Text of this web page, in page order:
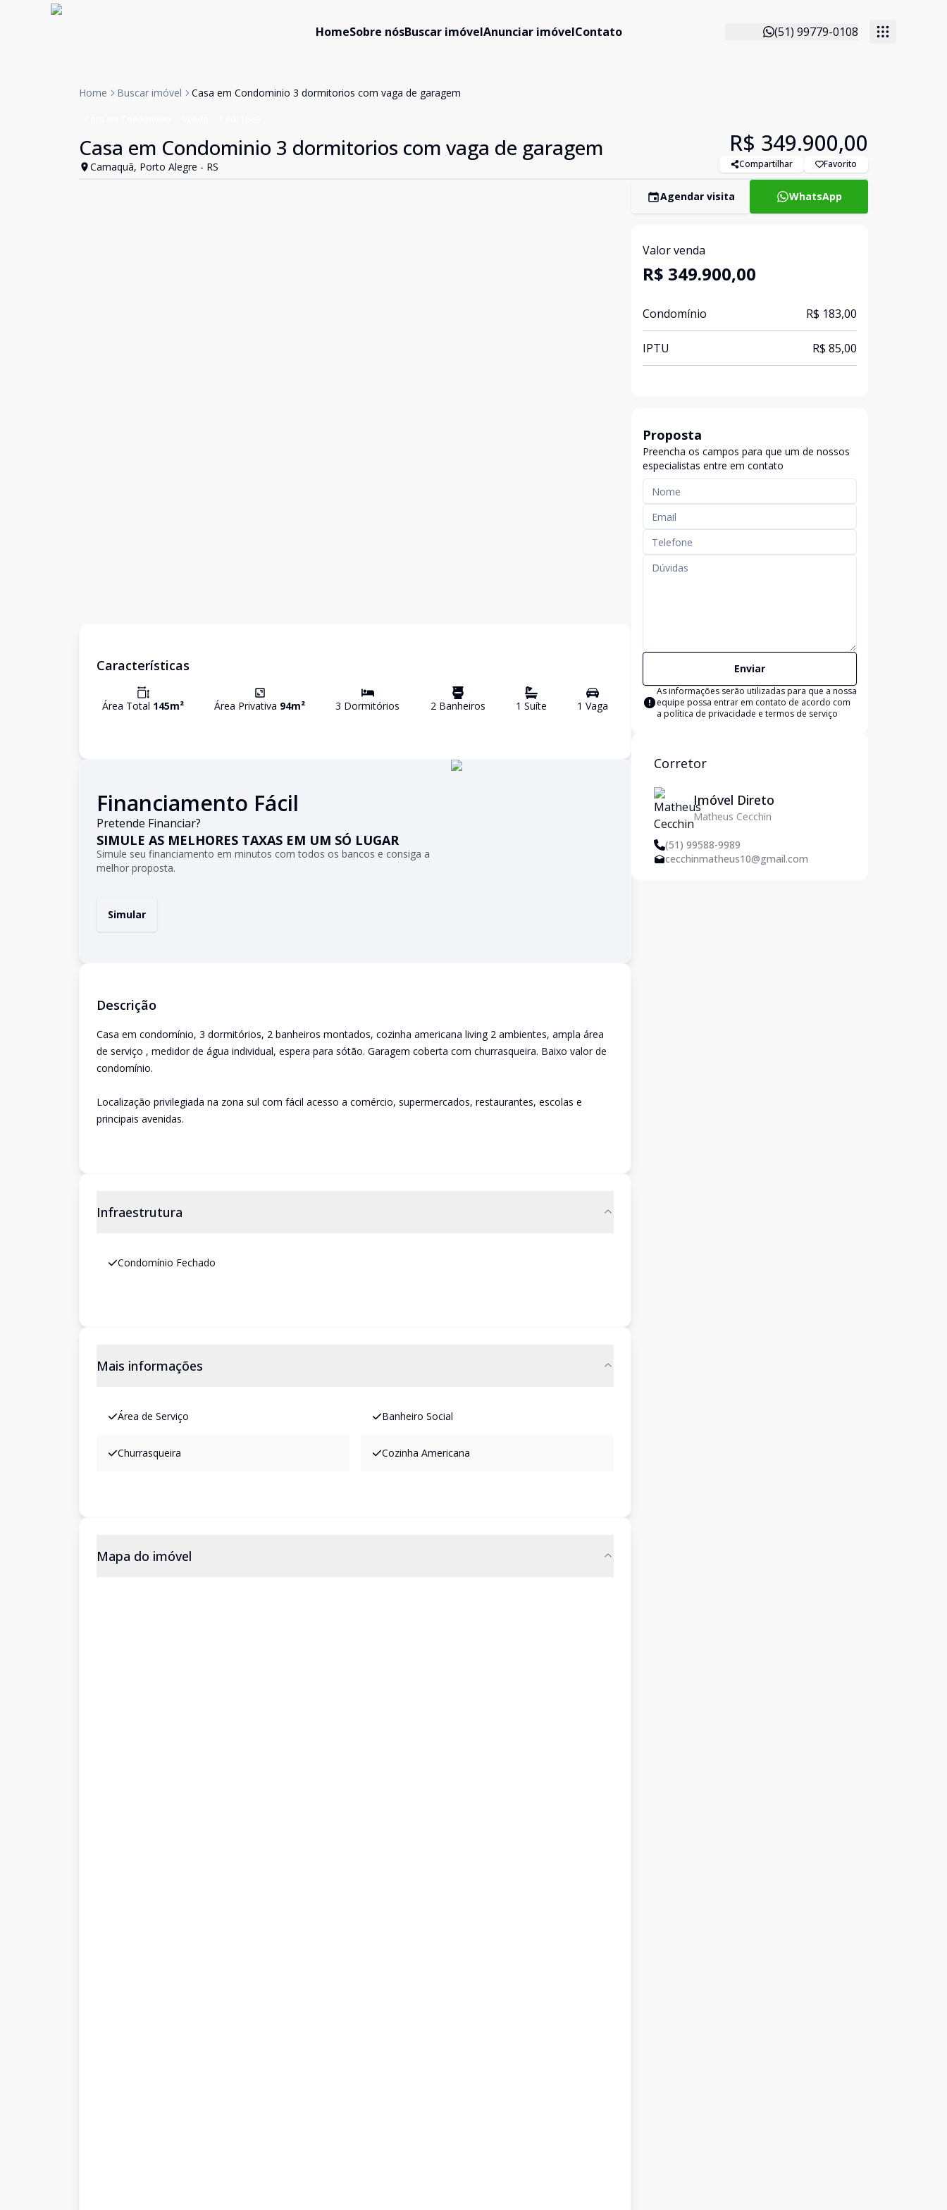
HomeSobre nósBuscar imóvelAnunciar imóvelContato (51) 99779-0108
Home Buscar imóvel Casa em Condominio 3 dormitorios com vaga de garagem
Casa em Condominio 3 dormitorios com vaga de garagem
Camaquã, Porto Alegre - RS
R$ 349.900,00
Compartilhar Favorito
Características
Área Total 145m² Área Privativa 94m² 3 Dormitórios 2Banheiros 1 Suíte 1 Vaga
Financiamento Fácil
Pretende Financiar?
SIMULE AS MELHORES TAXAS EM UM SÓ LUGAR
Simule seu financiamento em minutos com todos os bancos e consiga a
melhor proposta.
Simular
Descrição
Casa em condomínio, 3 dormitórios, 2 banheiros montados, cozinha americana living 2 ambientes, ampla área
de serviço , medidor de água individual, espera para sótão. Garagem coberta com churrasqueira. Baixo valor de
condomínio.
Localização privilegiada na zona sul com fácil acesso a comércio, supermercados, restaurantes, escolas e
principais avenidas.
Infraestrutura
Condomínio Fechado
Mais informações
Área de Serviço Banheiro Social
Churrasqueira Cozinha Americana
Mapa do imóvel
Agendar visita WhatsApp
Valor venda
R$ 349.900,00
Condomínio R$ 183,00
IPTU R$ 85,00
Proposta
Preencha os campos para que um de nossos
especialistas entre em contato
Enviar
As informações serão utilizadas para que a nossa
equipe possa entrar em contato de acordo com
a política de privacidade e termos de serviço
Corretor
Imóvel Direto
Matheus Cecchin
(51) 99588-9989
cecchinmatheus10@gmail.com